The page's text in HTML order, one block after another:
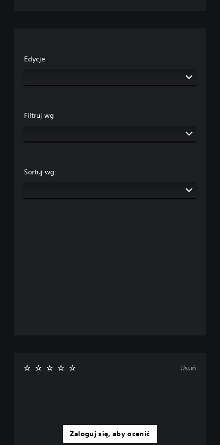
Edycje
Filtruj wg
Sortuj wg:
Zaloguj się, aby ocenić
Usuń